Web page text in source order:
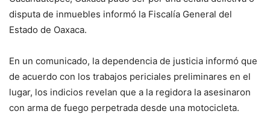
disputa de inmuebles informó la Fiscalía General del
Estado de Oaxaca.
En un comunicado, la dependencia de justicia informó que
de acuerdo con los trabajos periciales preliminares en el
lugar, los indicios revelan que a la regidora la asesinaron
con arma de fuego perpetrada desde una motocicleta.